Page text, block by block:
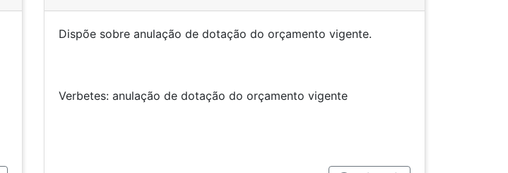
Dispõe sobre anulação de dotação do orçamento vigente.
Verbetes: anulação de dotação do orçamento vigente